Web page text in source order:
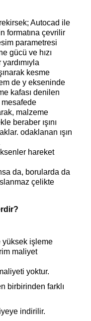
Autocad ile
formatına çevrilir
parametresi
gücü ve hızı
kesme
de y ekseninde
kafası denilen
mesafede
malzeme
beraber ışını
odaklanan ışın
hareket
da, borularda da
çelikte
işleme
maliyet
yoktur.
birbirinden farklı
indirilir.